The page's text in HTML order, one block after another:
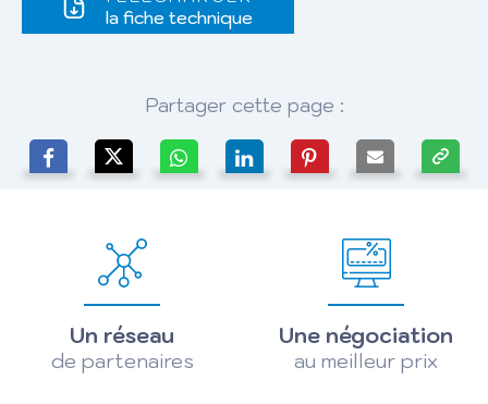
la fiche technique
Partager cette page :
Un réseau
de partenaires
Une négociation
au meilleur prix